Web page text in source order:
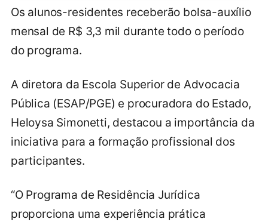
Os alunos-residentes receberão bolsa-auxílio
mensal de R$ 3,3 mil durante todo o período
do programa.
A diretora da Escola Superior de Advocacia
Pública (ESAP/PGE) e procuradora do Estado,
Heloysa Simonetti, destacou a importância da
iniciativa para a formação profissional dos
participantes.
“O Programa de Residência Jurídica
proporciona uma experiência prática